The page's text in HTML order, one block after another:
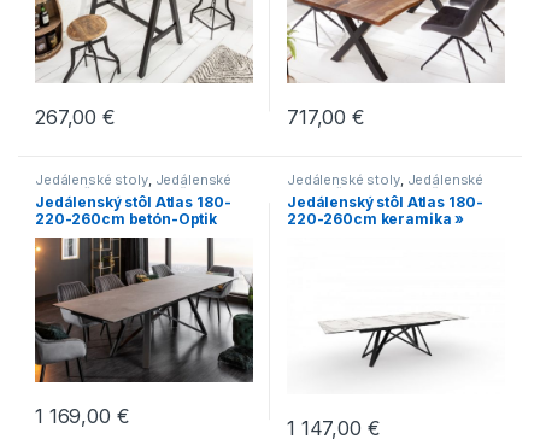
267,00€ 717,00€
Jedálenské stoly, Jedálenské
stoly s čiernou podnožou ,
Jedálenské stoly v
industriálnom štýle,Jedálenské
,
Stoly
Jedálenský stôl Atlas 180-
220-260cm betón-Optik
keramika »
1 169,00 €
Jedálenské stoly, Jedálenské
stoly s čiernou podnožou ,
Jedálenské stoly so stredovou
podnožou,Jedálenské stoly v
Jedálenský stôl Atlas 180-
220-260cm keramika »
1 147,00 €